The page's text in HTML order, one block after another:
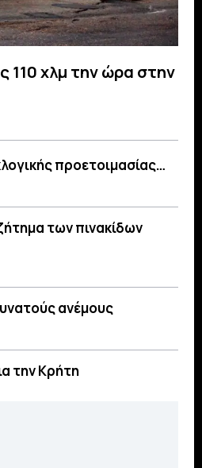
110 χλμ την ώρα στην
προετοιμασίας…
των πινακίδων
ανέμους
την Κρήτη